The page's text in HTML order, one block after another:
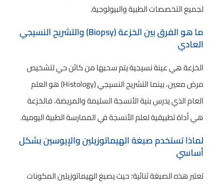
لجميع التخصصات الطبية والبيولوجية.
ما هو الفرق بين الخزعة (Biopsy) والتشريح النسيجي
العادي
الخزعة هي عينة نسيجية يتم سحبها من كائن حي لتشخيص
مرض معين، بينما التشريح النسيجي (Histology) هو العلم
العام الذي يدرس بنية الأنسجة السليمة والمريضة، فالخزعة
هي أداة تطبيقية لعلم الأنسجة في الممارسة الطبية اليومية.
لماذا تستخدم صبغة الهيماتوزيلين والإيوسين بشكل
أساسي
تعتبر هذه الصبغة ثنائية؛ حيث يصبغ الهيماتوزيلين المكونات